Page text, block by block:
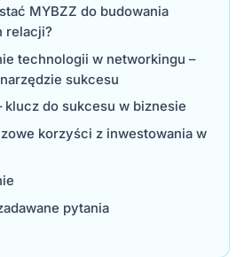
MYBZZ do budowania
relacji?
technologii w networkingu –
sukcesu
klucz do sukcesu w biznesie
korzyści z inwestowania w
pytania